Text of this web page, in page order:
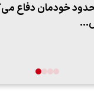
بازگشایی تنگه